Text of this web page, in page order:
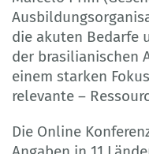
die akuten Bedarfe
der brasilianischen
einem starken
relevante –
Die Online